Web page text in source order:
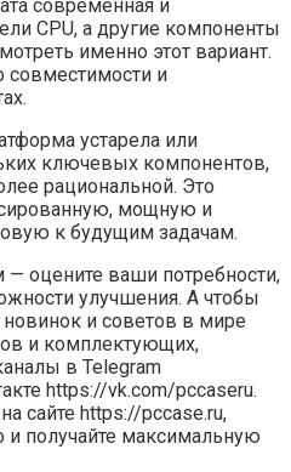
современная и
CPU, а другие компоненты
именно этот вариант.
и
устарела или
ключевых компонентов,
рациональной. Это
мощную и
к будущим задачам.
оцените ваши потребности,
улучшения. А чтобы
новинок и советов в мире
и комплектующих,
в Telegram
https://vk.com/pccaseru.
сайте https://pccase.ru,
получайте максимальную